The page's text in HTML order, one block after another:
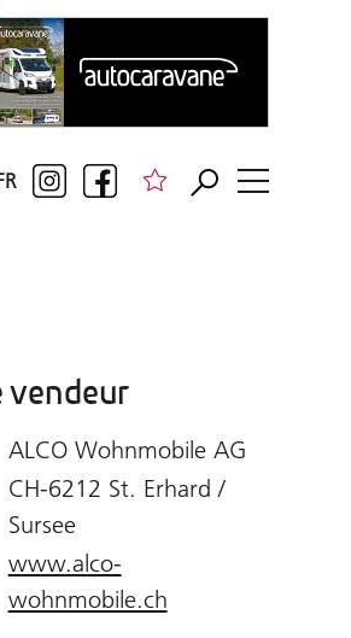
vendeur
ALCO Wohnmobile AG
CH-6212 St. Erhard /
Sursee
www.alco-
wohnmobile.ch